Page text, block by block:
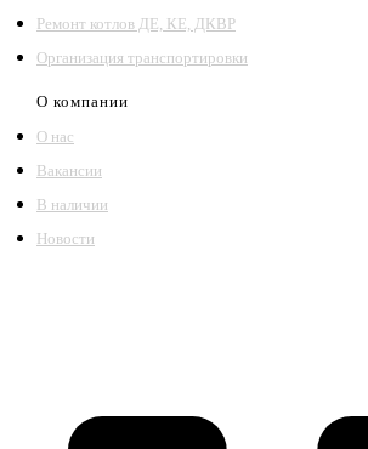
Ремонт котлов ДЕ, КЕ, ДКВР
Организация транспортировки
О компании
О нас
Вакансии
В наличии
Новости